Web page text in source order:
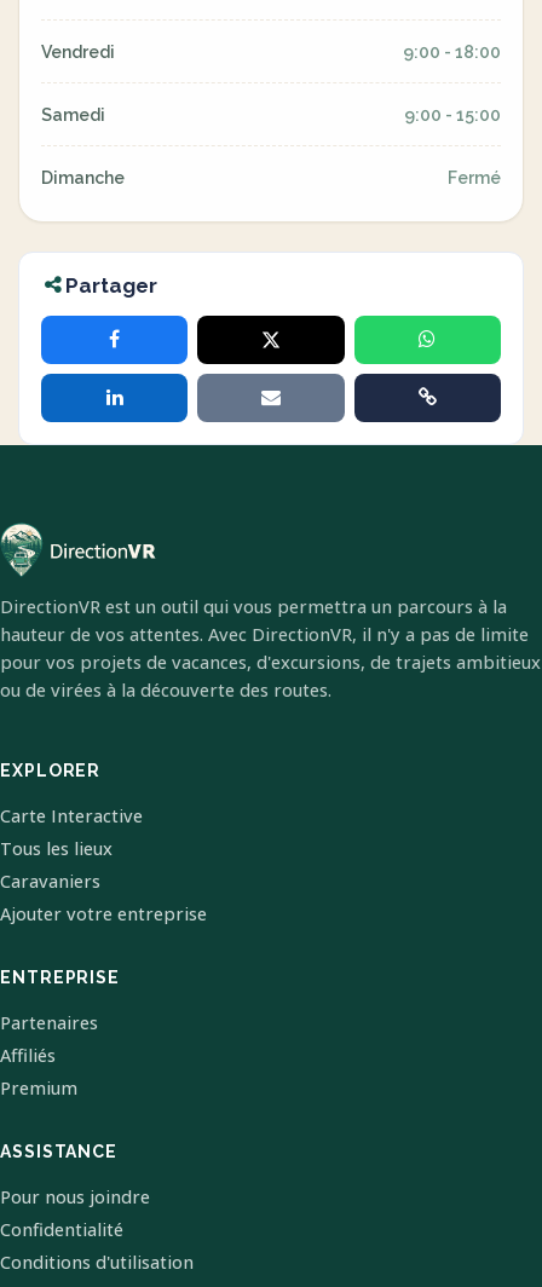
Vendredi 9:00 - 18:00
Samedi 9:00 - 15:00
Dimanche Fermé
Partager
DirectionVR est un outil qui vous permettra un parcours à la
hauteur de vos attentes. Avec DirectionVR, il n'y a pas de limite
pour vos projets de vacances, d'excursions, de trajets ambitieux
ou de virées à la découverte des routes.
EXPLORER
Carte Interactive
Tous les lieux
Caravaniers
Ajouter votre entreprise
ENTREPRISE
Partenaires
Affiliés
Premium
ASSISTANCE
Pour nous joindre
Confidentialité
Conditions d'utilisation